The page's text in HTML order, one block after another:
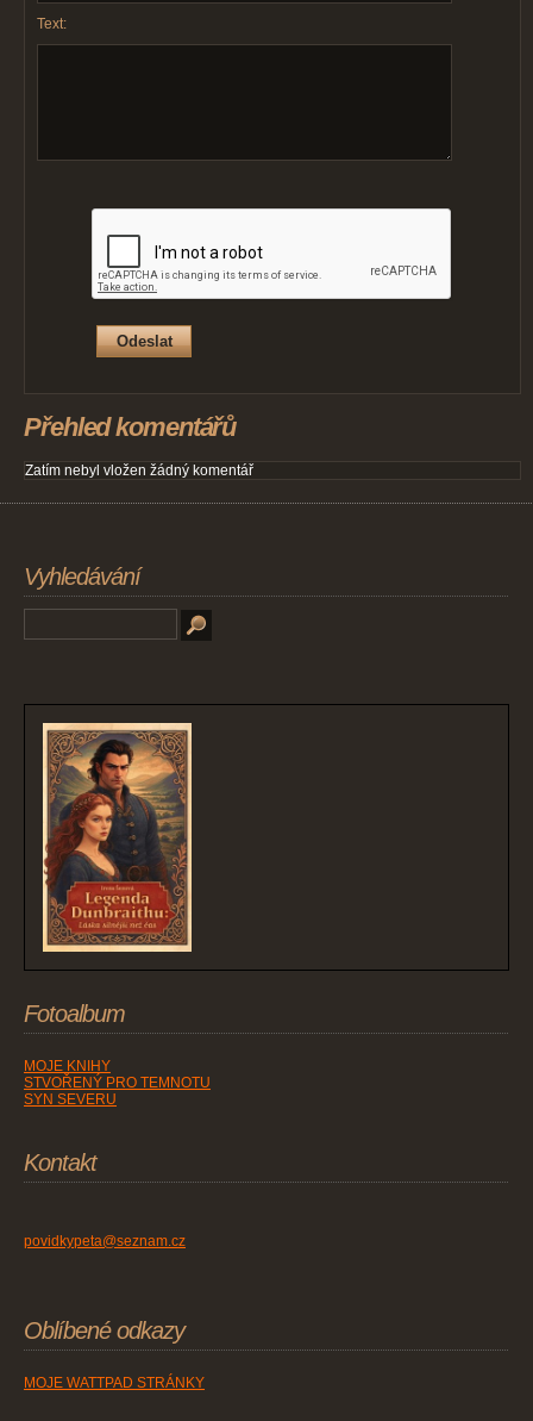
Text:
Přehled komentářů
Zatím nebyl vložen žádný komentář
Vyhledávání
Fotoalbum
MOJE KNIHY
STVOŘENÝ PRO TEMNOTU
SYN SEVERU
Kontakt
povidkypeta@seznam.cz
Oblíbené odkazy
MOJE WATTPAD STRÁNKY